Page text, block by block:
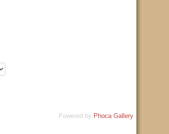
Powered by Phoca Gallery